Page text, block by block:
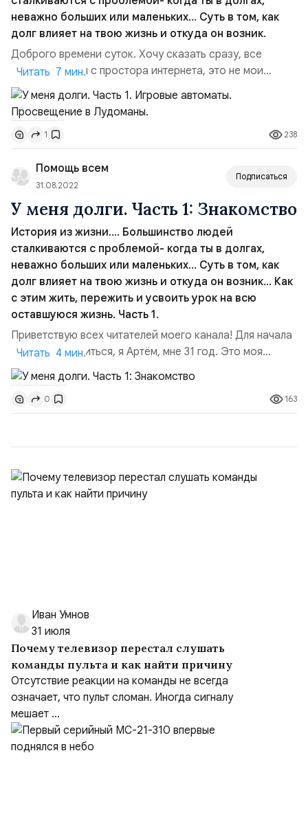
неважно больших или маленьких… Суть в том, как
долг влияет на твою жизнь и откуда он возник.
Доброго времени суток. Хочу сказать сразу, все
картинки взяты с простора интернета, это не мои
фотографии! Здесь я не рекламирую игровые автоматы!
А наоборот, рассказываю историю, как можно
вляпаться по уши, чтобы не вляпались вы! Ну что,
продолжаем мою жизненную историю… Начало здесь.
Мы приняли с другом решение – идем в игровой клуб,
чтобы сруби...
Читать 7 мин.
1 238
Помощь всем
31.08.2022
Подписаться
У меня долги. Часть 1: Знакомство
История из жизни…. Большинство людей
сталкиваются с проблемой- когда ты в долгах,
неважно больших или маленьких… Суть в том, как
долг влияет на твою жизнь и откуда он возник… Как
с этим жить, пережить и усвоить урок на всю
оставшуюся жизнь. Часть 1.
Приветствую всех читателей моего канала! Для начала
хочу представиться, я Артём, мне 31 год. Это моя
первая статья здесь, да и вообще в целом, пришло моё
время, начать транслировать в этот мир свой
прожитый, жизненный опыт, во благо всем людям, кто
оказался в сложной финансовой ситуации и не может
проблем...
Читать 4 мин.
0 163
Иван Умнов
31 июля
Почему телевизор перестал слушать
команды пульта и как найти причину
Отсутствие реакции на команды не всегда
означает, что пульт сломан. Иногда сигналу
мешает ...